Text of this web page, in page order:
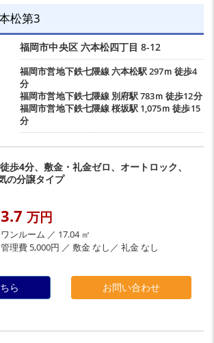
松第3
福岡市中央区 六本松四丁目 8-12
福岡市営地下鉄七隈線六本松駅297ｍ 徒歩4
分
福岡市営地下鉄七隈線 別府駅783ｍ 徒歩12分
福岡市営地下鉄七隈線桜坂駅 1,075ｍ 徒歩15
分
歩4分、敷金・礼金ゼロ、オートロック、
の分譲タイプ
3.7 万円
ワンルーム ／ 17.04 ㎡
管理費 5,000円 ／ 敷金 なし／ 礼金 なし
ら お問い合わせ